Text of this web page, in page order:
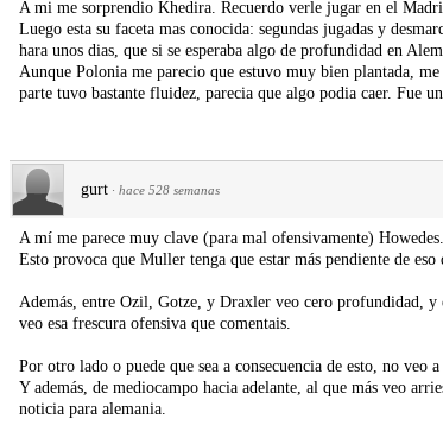
A mi me sorprendio Khedira. Recuerdo verle jugar en el
Luego esta su faceta mas conocida: segundas jugadas y
hara unos dias, que si se esperaba algo de profundidad en
Aunque Polonia me parecio que estuvo muy bien plantada,
parte tuvo bastante fluidez, parecia que algo podia caer. Fue
gurt · hace 528 semanas
A mí me parece muy clave (para mal ofensivamente)
Esto provoca que Muller tenga que estar más pendiente de eso
Además, entre Ozil, Gotze, y Draxler veo cero profundidad, y
veo esa frescura ofensiva que comentais.
Por otro lado o puede que sea a consecuencia de esto, no
Y además, de mediocampo hacia adelante, al que más veo
noticia para alemania.